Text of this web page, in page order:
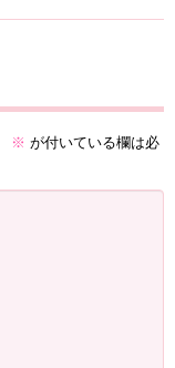
※ が付いている欄は必